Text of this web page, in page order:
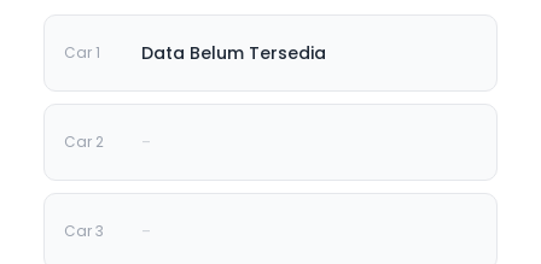
Data Belum Tersedia
-
-